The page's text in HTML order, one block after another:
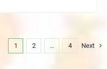
1 2 … 4 Next